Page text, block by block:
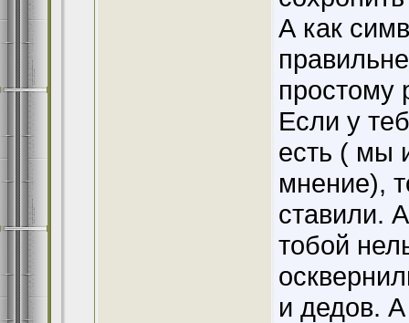
А как
простому
Если у
есть ( мы
мнение),
ставили.
тобой
и дедов.